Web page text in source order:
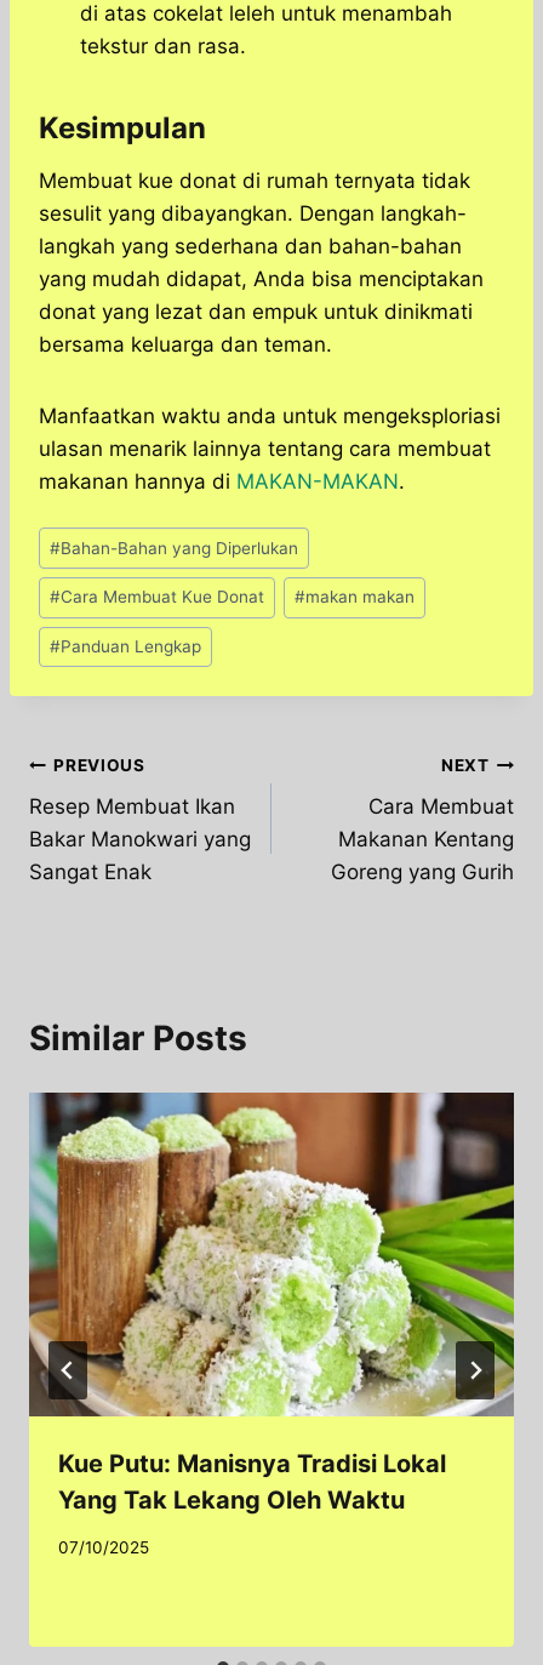
di atas cokelat leleh untuk menambah
tekstur dan rasa.
Kesimpulan
Membuat kue donat di rumah ternyata tidak
sesulit yang dibayangkan. Dengan langkah-
langkah yang sederhana dan bahan-bahan
yang mudah didapat, Anda bisa menciptakan
donat yang lezat dan empuk untuk dinikmati
bersama keluarga dan teman.
Manfaatkan waktu anda untuk mengeksploriasi
ulasan menarik lainnya tentang cara membuat
makanan hannya di MAKAN-MAKAN.
Post
Tags:
#Bahan-Bahan yang Diperlukan
#Cara Membuat Kue Donat #makan makan
#Panduan Lengkap
Post
navigation
PREVIOUS
Resep Membuat Ikan
Bakar Manokwari yang
Sangat Enak
NEXT
Cara Membuat
Makanan Kentang
Goreng yang Gurih
Similar Posts
Kue Putu: Manisnya Tradisi Lokal
Yang Tak Lekang Oleh Waktu
07/10/2025